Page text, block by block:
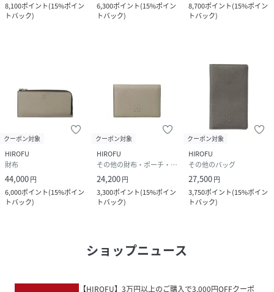
8,100ポイント(15%ポイン
トバック)
6,300ポイント(15%ポイン
トバック)
8,700ポイント(15%ポイン
トバック)
クーポン対象
HIROFU
財布
44,000円
6,000ポイント(15%ポイン
トバック)
クーポン対象
HIROFU
その他の財布・ポーチ・ケース
24,200円
3,300ポイント(15%ポイン
トバック)
クーポン対象
HIROFU
その他のバッグ
27,500円
3,750ポイント(15%ポイン
トバック)
ショップニュース
【HIROFU】3万円以上のご購入で3,000円OFFクーポ